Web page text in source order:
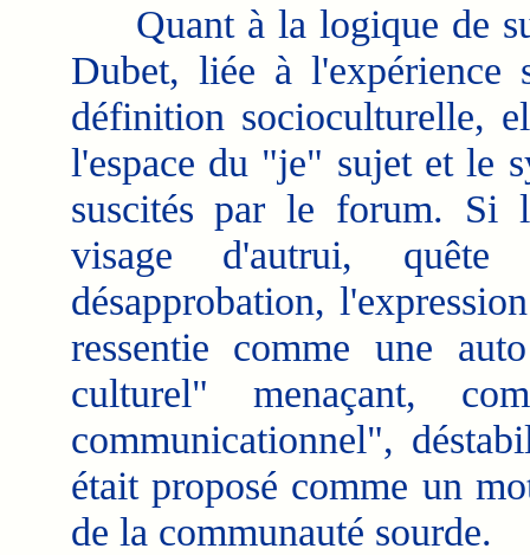
Quant à la logique de
Dubet, liée à l'expérience
définition socioculturelle,
l'espace du "je" sujet et le
suscités par le forum. Si
visage d'autrui,
désapprobation,
ressentie comme une
culturel" menaçant,
communicationnel",
était proposé comme un
de la communauté sourde.